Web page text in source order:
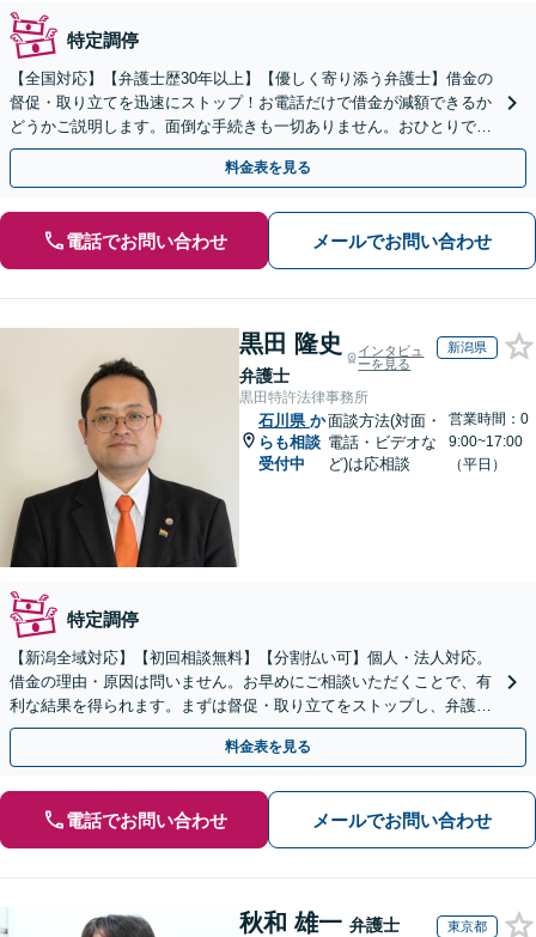
特定調停
【全国対応】【弁護士歴30年以上】【優しく寄り添う弁護士】借金の
督促・取り立てを迅速にストップ！お電話だけで借金が減額できるか
どうかご説明します。面倒な手続きも一切ありません。おひとりで悩
まず、お気軽にご相談ください。【電話相談可】
料金表を見る
電話でお問い合わせ メールでお問い合わせ
黒田 隆史
弁護士
インタビュ
ーを見る
新潟県
黒田特許法律事務所
石川県 か
らも相談
受付中
面談方法(対面・
電話・ビデオな
ど)は応相談
営業時間：0
9:00~17:00
（平日）
特定調停
【新潟全域対応】【初回相談無料】【分割払い可】個人・法人対応。
借金の理由・原因は問いません。お早めにご相談いただくことで、有
利な結果を得られます。まずは督促・取り立てをストップし、弁護士
とともに最善の解決策を話し合いましょう。【駐車場有】
料金表を見る
電話でお問い合わせ メールでお問い合わせ
秋和 雄一 弁護士 東京都